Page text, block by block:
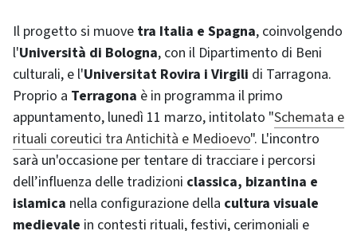
Il progetto si muove tra Italia e Spagna, coinvolgendo
l'Università di Bologna, con il Dipartimento di Beni
culturali, e l'Universitat Rovira i Virgili di Tarragona.
Proprio a Terragona è in programma il primo
appuntamento, lunedì 11 marzo, intitolato "Schemata e
rituali coreutici tra Antichità e Medioevo". L'incontro
sarà un'occasione per tentare di tracciare i percorsi
dell’influenza delle tradizioni classica, bizantina e
islamica nella configurazione della cultura visuale
medievale in contesti rituali, festivi, cerimoniali e